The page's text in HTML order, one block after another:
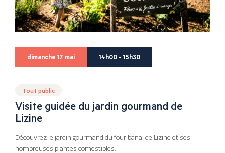
dimanche 17 mai 14h00 - 15h30
Tout public
Visite guidée du jardin gourmand de
Lizine
Découvrez le jardin gourmand du four banal de Lizine et ses
nombreuses plantes comestibles.